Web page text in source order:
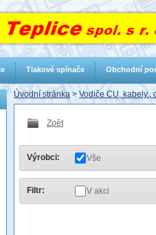
Úvodní stránka > Vodiče CU, kabely.,
Zpět
Výrobci: Vše
Filtr: V akci
Tlakové spínače Obchodní